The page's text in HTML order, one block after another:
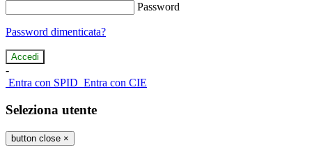
Password
Password dimenticata?
-
Entra con SPID Entra con CIE
Seleziona utente
button close ×